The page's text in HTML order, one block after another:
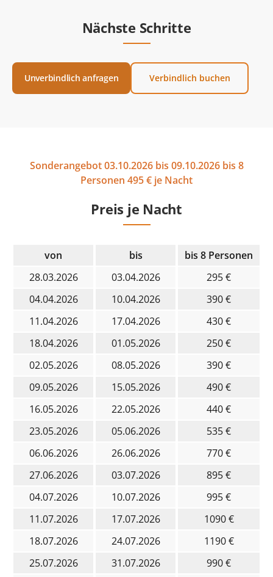
Nächste Schritte
Unverbindlich anfragen Verbindlich buchen
Sonderangebot 03.10.2026 bis 09.10.2026 bis 8
Personen 495 € je Nacht
Preis je Nacht
von bis
bis 8 Personen
28.03.2026
03.04.2026
295 €
04.04.2026
10.04.2026
390 €
11.04.2026
17.04.2026
430 €
18.04.2026
01.05.2026
250 €
02.05.2026
08.05.2026
390 €
09.05.2026
15.05.2026
490 €
16.05.2026
22.05.2026
440 €
23.05.2026
05.06.2026
535 €
06.06.2026
26.06.2026
770 €
27.06.2026
03.07.2026
895 €
04.07.2026
10.07.2026
995 €
11.07.2026
17.07.2026
1090 €
18.07.2026
24.07.2026
1190 €
25.07.2026
31.07.2026 990 €